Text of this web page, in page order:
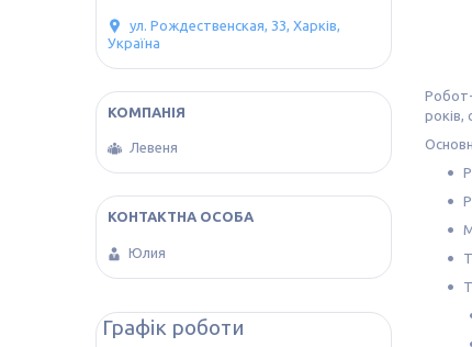
років,
ул. Рождественская, 33, Харків,
Україна
Левеня
Юлия
Графік роботи